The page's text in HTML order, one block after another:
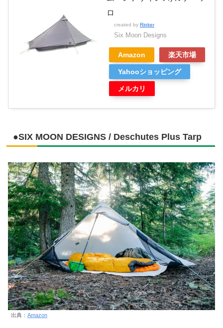
ロ
created by Rinker
Six Moon Designs
Amazon 楽天市場
Yahooショッピング
メルカリ
●SIX MOON DESIGNS / Deschutes Plus Tarp
出典： Amazon